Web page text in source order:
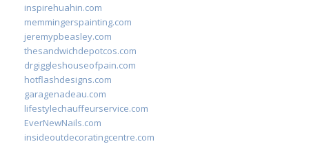
inspirehuahin.com
memmingerspainting.com
jeremypbeasley.com
thesandwichdepotcos.com
drgiggleshouseofpain.com
hotflashdesigns.com
garagenadeau.com
lifestylechauffeurservice.com
EverNewNails.com
insideoutdecoratingcentre.com